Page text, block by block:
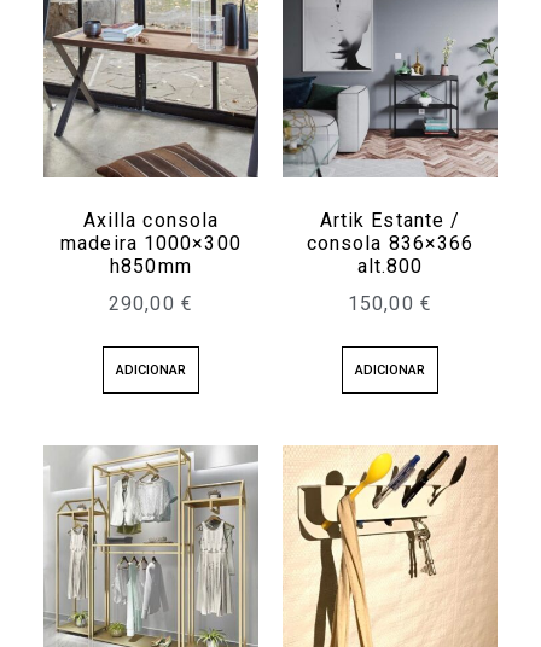
Axilla consola
madeira 1000×300
h850mm
290,00 €
ADICIONAR
Artik Estante /
consola 836×366
alt.800
150,00 €
ADICIONAR